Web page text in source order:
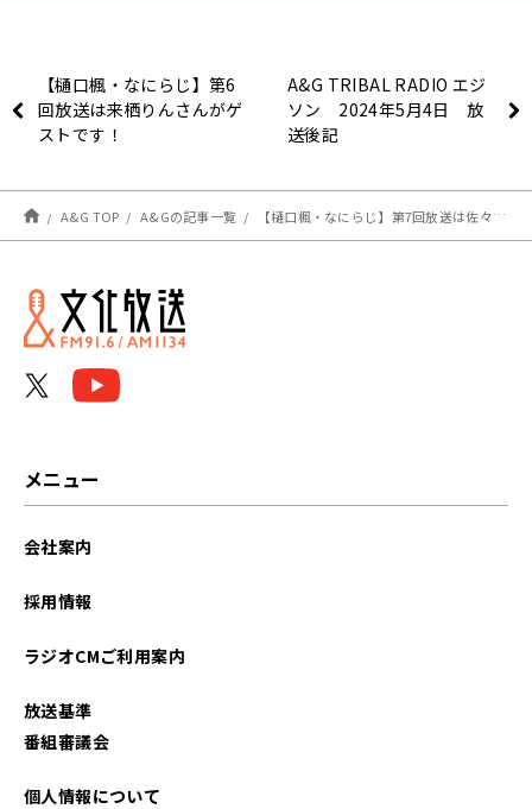
【樋口楓・なにらじ】第6
回放送は来栖りんさんがゲ
ストです！
A&G TRIBAL RADIO エジ
ソン 2024年5月4日 放
送後記
A&G TOP A&Gの記事一覧 【樋口楓・なにらじ】第7回放送は佐々木李子さんがゲストです！
メニュー
会社案内
採用情報
ラジオCMご利用案内
放送基準
番組審議会
個人情報について